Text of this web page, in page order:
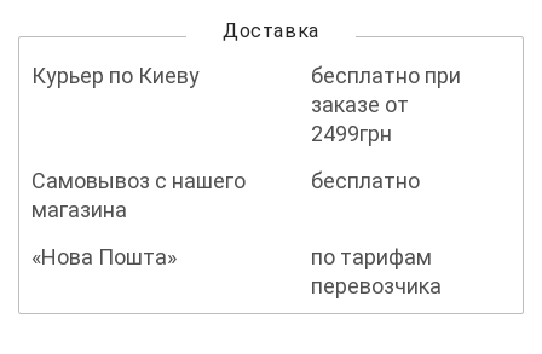
Доставка
Курьер по Киеву
бесплатно при
заказе от
2499грн
Самовывоз с нашего
магазина
бесплатно
«Нова Пошта»
по тарифам
перевозчика